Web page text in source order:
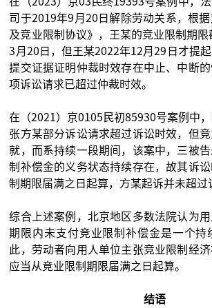
司于2019年9月20日解除劳动关系，根
及竞业限制协议》，王某的竞业限制期
3月20日，但王某2022年12月29日才提
提交证据证明仲裁时效存在中止、中断
项诉讼请求已超过仲裁时效。
在（2021）京0105民初85930号案例中
张方某部分诉讼请求超过诉讼时效，但
就，而系持续一段期间，该案中，三被
制补偿金的义务状态持续存在，故其诉
制期限届满之日起算，方某起诉并未超过
综合上述案例，北京地区多数法院认为
期限内未支付竞业限制补偿金是一个持
此，劳动者向用人单位主张竞业限制经济
应当从竞业限制期限届满之日起算。
结语